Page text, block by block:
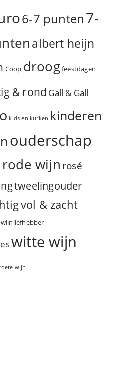
6-7 punten7-
albert heijn
Coop droogfeestdagen
& rond Gall & Gall
kids en kurken kinderen
ouderschap
rode wijn rosé
tweelingouder
vol & zacht
wijnliefhebber
witte wijn
wijn